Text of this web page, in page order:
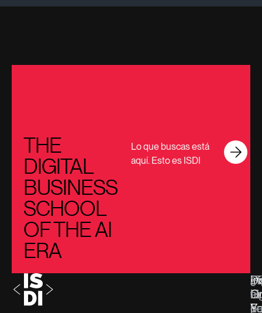
THE
DIGITAL
BUSINESS
SCHOOL
OF THE AI
ERA
Lo que buscas está
aquí. Esto es ISDI
tu